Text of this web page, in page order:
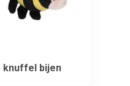
knuffel bijen